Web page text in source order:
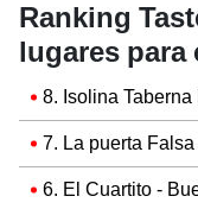
Ranking
lugares para
8. Isolina
7. La puerta
6. El Cuartito -